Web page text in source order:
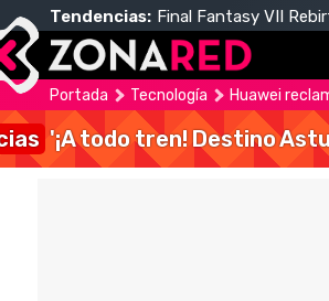
Tendencias: Final Fantasy VII
Portada Tecnología Huawei
'¡A todo tren! Destino